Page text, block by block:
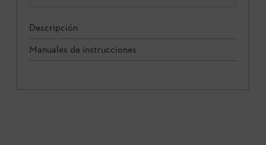
Descripción
Manuales de instrucciones